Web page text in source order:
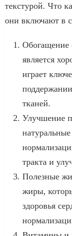
текстурой. Что
они включают в
Обогащение
является
играет
тканей.
Улучшение
тракта и
Полезные
жиры,
здоровья